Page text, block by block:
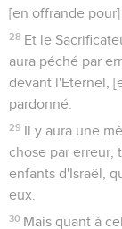
[en offrande
28 Et le
aura péché par
devant l'Eternel,
pardonné.
29 Il y aura une
chose par erreur,
enfants d'Israël,
eux.
30 Mais quant à